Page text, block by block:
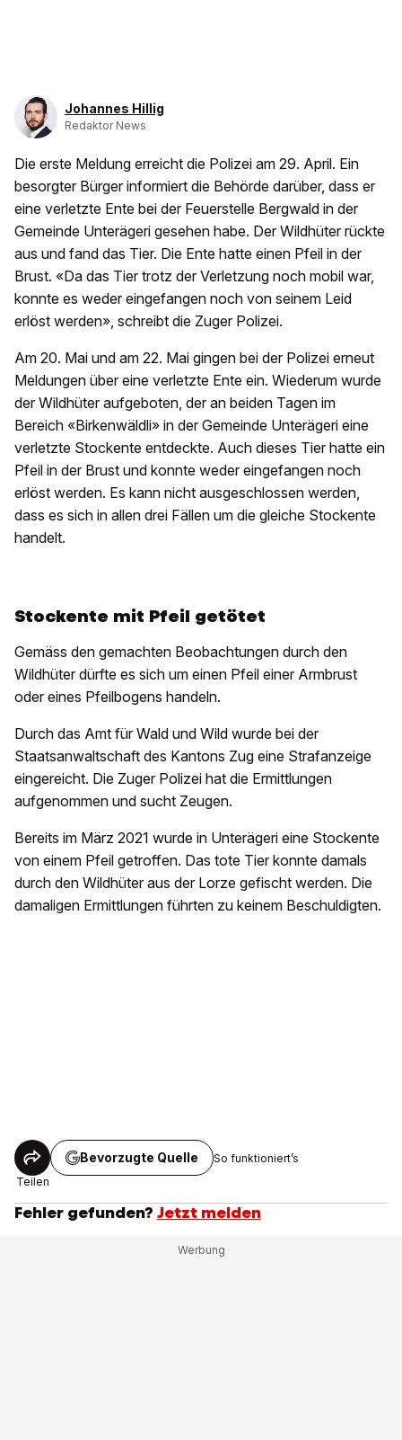
Johannes Hillig
Redaktor News
Die erste Meldung erreicht die Polizei am 29. April. Ein
besorgter Bürger informiert die Behörde darüber, dass er
eine verletzte Ente bei der Feuerstelle Bergwald in der
Gemeinde Unterägeri gesehen habe. Der Wildhüter rückte
aus und fand das Tier. Die Ente hatte einen Pfeil in der
Brust. «Da das Tier trotz der Verletzung noch mobil war,
konnte es weder eingefangen noch von seinem Leid
erlöst werden», schreibt die Zuger Polizei.
Am 20. Mai und am 22. Mai gingen bei der Polizei erneut
Meldungen über eine verletzte Ente ein. Wiederum wurde
der Wildhüter aufgeboten, der an beiden Tagen im
Bereich «Birkenwäldli» in der Gemeinde Unterägeri eine
verletzte Stockente entdeckte. Auch dieses Tier hatte ein
Pfeil in der Brust und konnte weder eingefangen noch
erlöst werden. Es kann nicht ausgeschlossen werden,
dass es sich in allen drei Fällen um die gleiche Stockente
handelt.
Stockente mit Pfeil getötet
Gemäss den gemachten Beobachtungen durch den
Wildhüter dürfte es sich um einen Pfeil einer Armbrust
oder eines Pfeilbogens handeln.
Durch das Amt für Wald und Wild wurde bei der
Staatsanwaltschaft des Kantons Zug eine Strafanzeige
eingereicht. Die Zuger Polizei hat die Ermittlungen
aufgenommen und sucht Zeugen.
Bereits im März 2021 wurde in Unterägeri eine Stockente
von einem Pfeil getroffen. Das tote Tier konnte damals
durch den Wildhüter aus der Lorze gefischt werden. Die
damaligen Ermittlungen führten zu keinem Beschuldigten.
Teilen
Bevorzugte Quelle So funktioniert’s
Fehler gefunden? Jetzt melden